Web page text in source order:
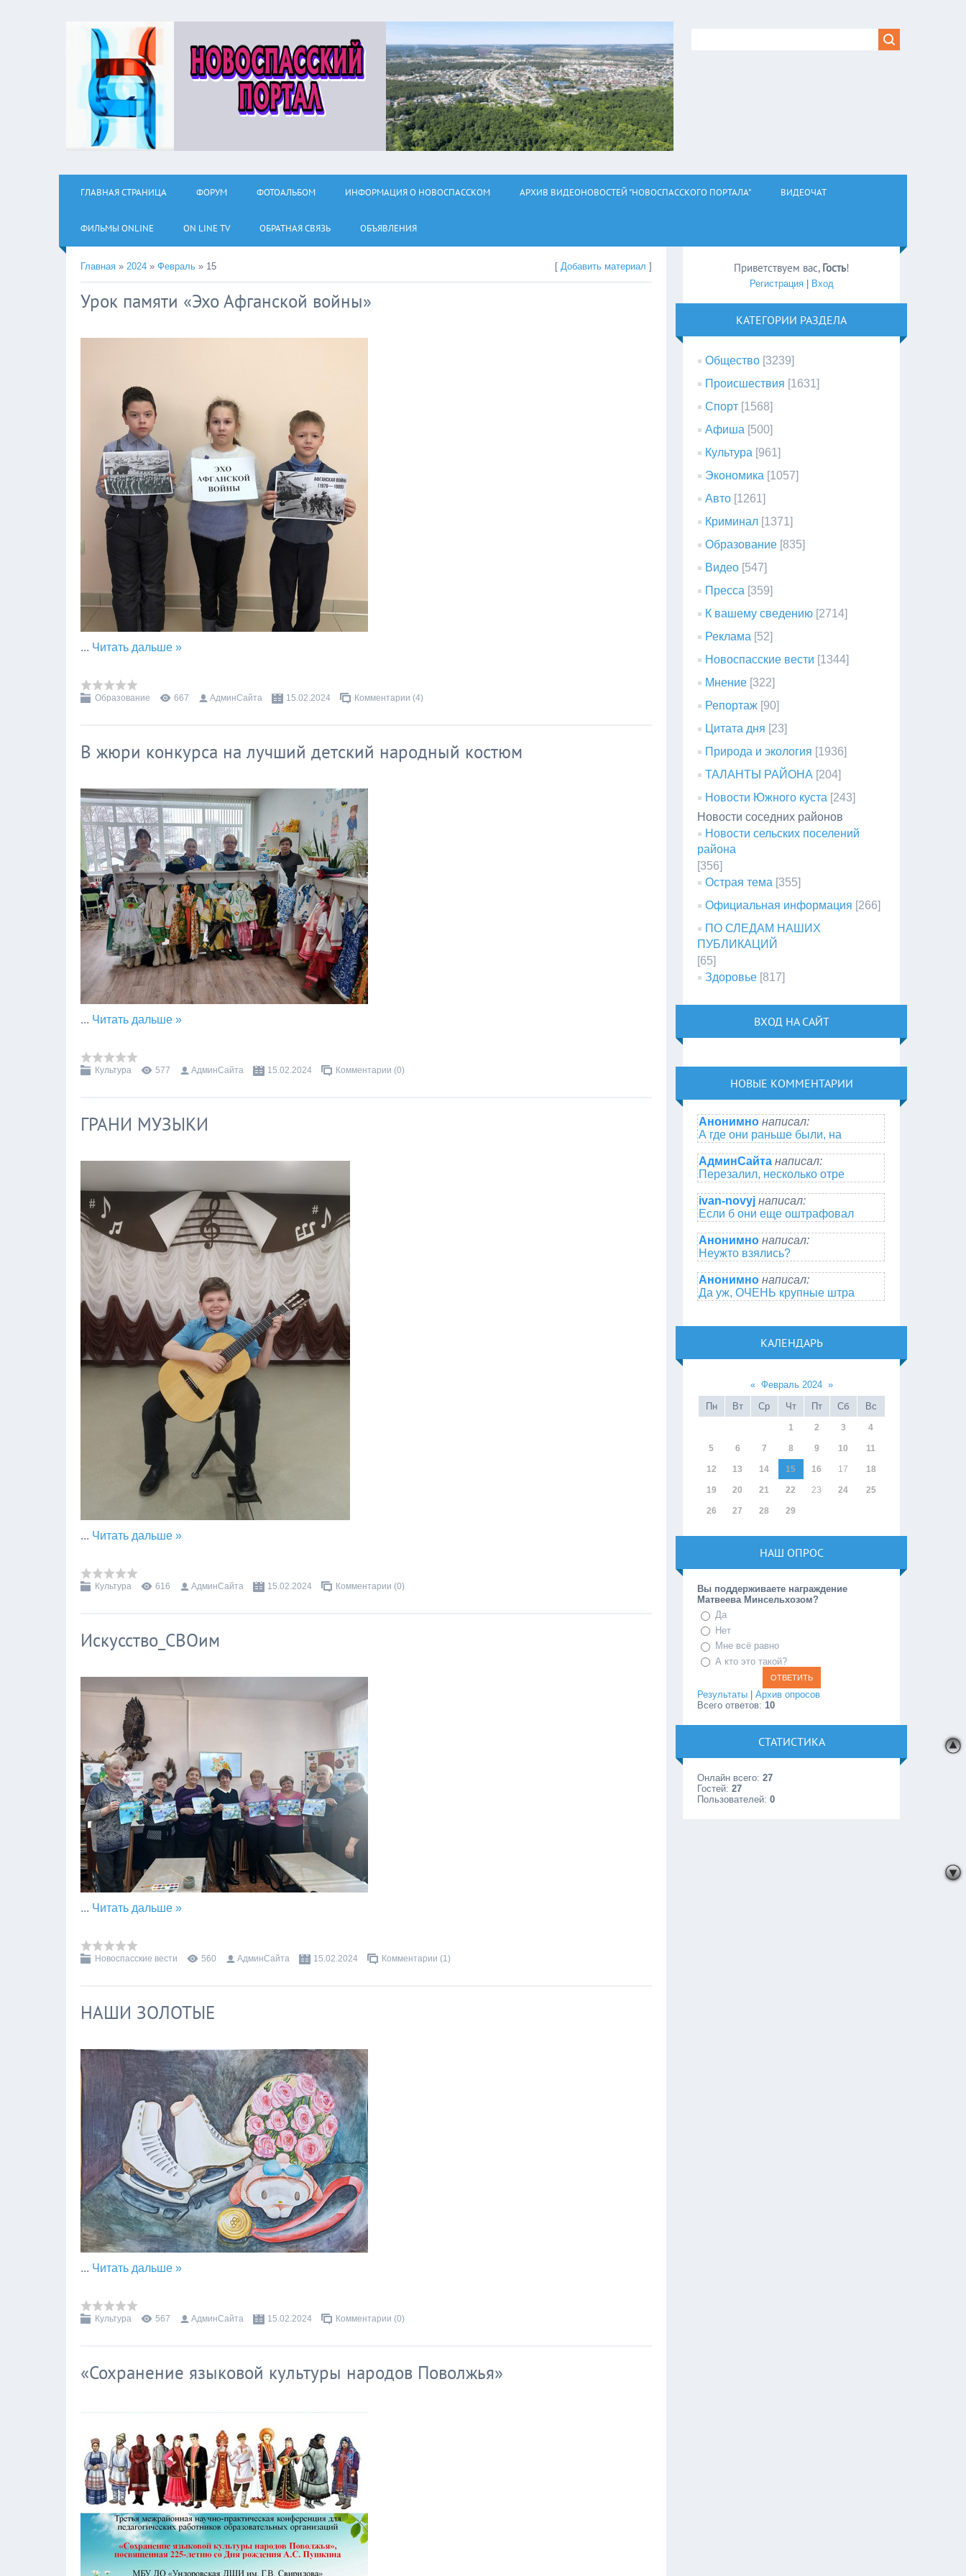
ГЛАВНАЯ СТРАНИЦА ФОРУМ ФОТОАЛЬБОМ ИНФОРМАЦИЯ О НОВОСПАССКОМ АРХИВ ВИДЕОНОВОСТЕЙ "НОВОСПАССКОГО ПОРТАЛА" ВИДЕОЧАТ
ФИЛЬМЫ ОNLINE ON LINE TV ОБРАТНАЯ СВЯЗЬ ОБЪЯВЛЕНИЯ
Главная » 2024 » Февраль » 15 [Добавить материал ]
Урок памяти «Эхо Афганской войны»
... Читать дальше »
Образование 667 АдминСайта 15.02.2024 Комментарии (4)
В жюри конкурса на лучший детский народный костюм
... Читать дальше »
Культура 577 АдминСайта 15.02.2024 Комментарии (0)
ГРАНИ МУЗЫКИ
... Читать дальше »
Культура 616 АдминСайта 15.02.2024 Комментарии (0)
Искусство_СВОим
... Читать дальше »
Новоспасские вести 560 АдминСайта 15.02.2024 Комментарии (1)
НАШИ ЗОЛОТЫЕ
... Читать дальше »
Культура 567 АдминСайта 15.02.2024 Комментарии (0)
«Сохранение языковой культуры народов Поволжья»
Приветствуем вас, Гость!
Регистрация| Вход
КАТЕГОРИИ РАЗДЕЛА
Общество [3239]
Происшествия [1631]
Спорт [1568]
Афиша [500]
Культура [961]
Экономика [1057]
Авто [1261]
Криминал [1371]
Образование [835]
Видео [547]
Пресса [359]
К вашему сведению [2714]
Реклама [52]
Новоспасские вести [1344]
Мнение [322]
Репортаж [90]
Цитата дня [23]
Природа и экология [1936]
ТАЛАНТЫ РАЙОНА [204]
Новости Южного куста [243]
Новости соседних районов
Новости сельских поселений
района
[356]
Острая тема [355]
Официальная информация [266]
ПО СЛЕДАМ НАШИХ
ПУБЛИКАЦИЙ
[65]
Здоровье [817]
ВХОД НА САЙТ
НОВЫЕ КОММЕНТАРИИ
Анонимно написал:
А где они раньше были, на
АдминСайта написал:
Перезалил, несколько отре
ivan-novyj написал:
Если б они еще оштрафовал
Анонимно написал:
Неужто взялись?
Анонимно написал:
Да уж, ОЧЕНЬ крупные штра
КАЛЕНДАРЬ
« Февраль 2024 »
Пн
Вт Ср Чт Пт Сб Вс
1 2 3 4
5 6 7 8 9 10 11
12 13 14 15 16 17 18
19 20 21 22 23 24 25
26 27 28 29
НАШ ОПРОС
Вы поддерживаете награждение
Матвеева Минсельхозом?
Да
Нет
Мне всё равно
А кто это такой?
Результаты |Архив опросов
Всего ответов:10
СТАТИСТИКА
Онлайн всего:27
Гостей:27
Пользователей:0